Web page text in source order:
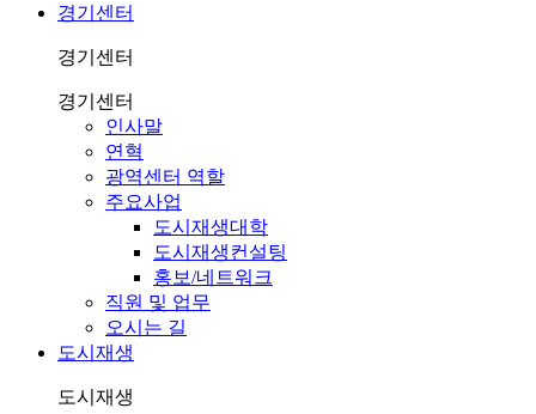
경기센터
경기센터
경기센터
인사말
연혁
광역센터 역할
주요사업
도시재생대학
도시재생컨설팅
홍보/네트워크
직원 및 업무
오시는 길
도시재생
도시재생